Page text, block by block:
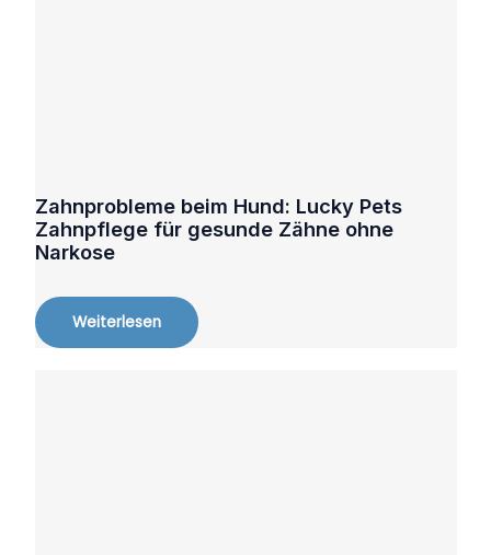
Zahnprobleme beim Hund: Lucky Pets
Zahnpflege für gesunde Zähne ohne
Narkose
Weiterlesen